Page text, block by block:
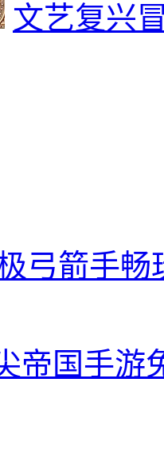
文艺复兴
弓箭手畅
帝国手游